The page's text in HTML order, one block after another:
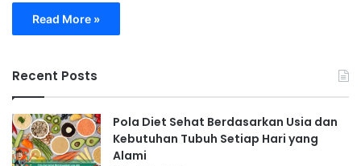
Read More »
Recent Posts
Pola Diet Sehat Berdasarkan Usia dan
Kebutuhan Tubuh Setiap Hari yang
Alami